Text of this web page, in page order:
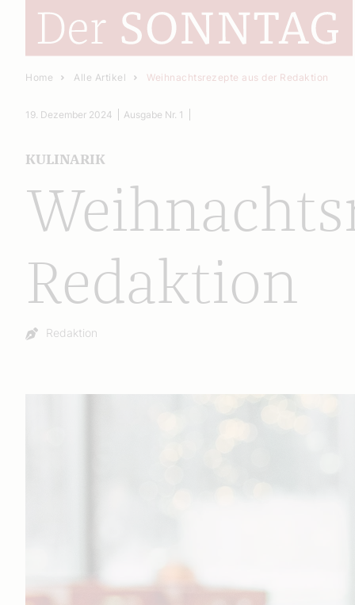
Home Alle Artikel Weihnachtsrezepte aus der Redaktion
Redaktion
KULINARIK
19. Dezember 2024 Ausgabe Nr. 1
Autor:
Redaktion